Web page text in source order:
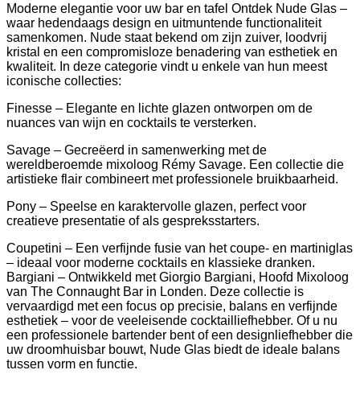
Moderne elegantie voor uw bar en tafel Ontdek Nude Glas –
waar hedendaags design en uitmuntende functionaliteit
samenkomen. Nude staat bekend om zijn zuiver, loodvrij
kristal en een compromisloze benadering van esthetiek en
kwaliteit. In deze categorie vindt u enkele van hun meest
iconische collecties:
Finesse – Elegante en lichte glazen ontworpen om de
nuances van wijn en cocktails te versterken.
Savage – Gecreëerd in samenwerking met de
wereldberoemde mixoloog Rémy Savage. Een collectie die
artistieke flair combineert met professionele bruikbaarheid.
Pony – Speelse en karaktervolle glazen, perfect voor
creatieve presentatie of als gespreksstarters.
Coupetini – Een verfijnde fusie van het coupe- en martiniglas
– ideaal voor moderne cocktails en klassieke dranken.
Bargiani – Ontwikkeld met Giorgio Bargiani, Hoofd Mixoloog
van The Connaught Bar in Londen. Deze collectie is
vervaardigd met een focus op precisie, balans en verfijnde
esthetiek – voor de veeleisende cocktailliefhebber. Of u nu
een professionele bartender bent of een designliefhebber die
uw droomhuisbar bouwt, Nude Glas biedt de ideale balans
tussen vorm en functie.